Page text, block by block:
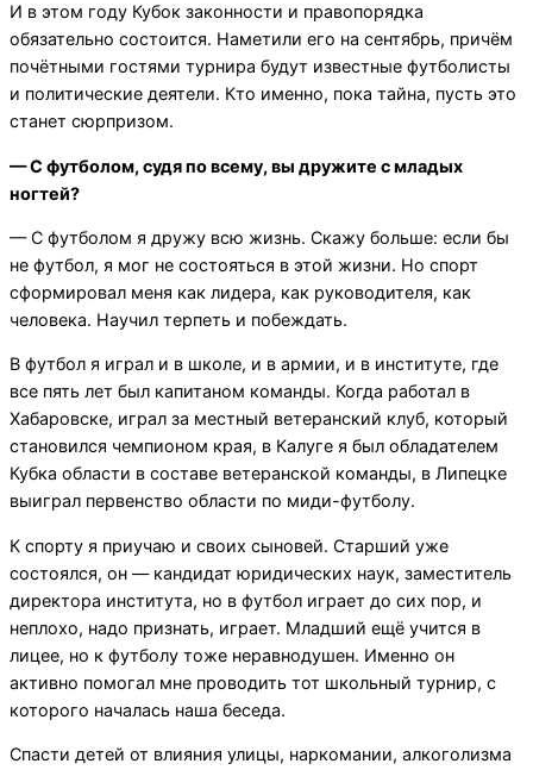
И в этом году Кубок законности и правопорядка
обязательно состоится. Наметили его на сентябрь, причём
почётными гостями турнира будут известные футболисты
и политические деятели. Кто именно, пока тайна, пусть это
станет сюрпризом.
— С футболом, судя по всему, вы дружите с младых
ногтей?
— С футболом я дружу всю жизнь. Скажу больше: если бы
не футбол, я мог не состояться в этой жизни. Но спорт
сформировал меня как лидера, как руководителя, как
человека. Научил терпеть и побеждать.
В футбол я играл и в школе, и в армии, и в институте, где
все пять лет был капитаном команды. Когда работал в
Хабаровске, играл за местный ветеранский клуб, который
становился чемпионом края, в Калуге я был обладателем
Кубка области в составе ветеранской команды, в Липецке
выиграл первенство области по миди-футболу.
К спорту я приучаю и своих сыновей. Старший уже
состоялся, он — кандидат юридических наук, заместитель
директора института, но в футбол играет до сих пор, и
неплохо, надо признать, играет. Младший ещё учится в
лицее, но к футболу тоже неравнодушен. Именно он
активно помогал мне проводить тот школьный турнир, с
которого началась наша беседа.
Спасти детей от влияния улицы, наркомании, алкоголизма